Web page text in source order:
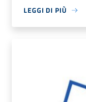
LEGGI DI PIÙ